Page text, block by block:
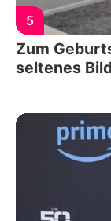
5
Zum
seltenes